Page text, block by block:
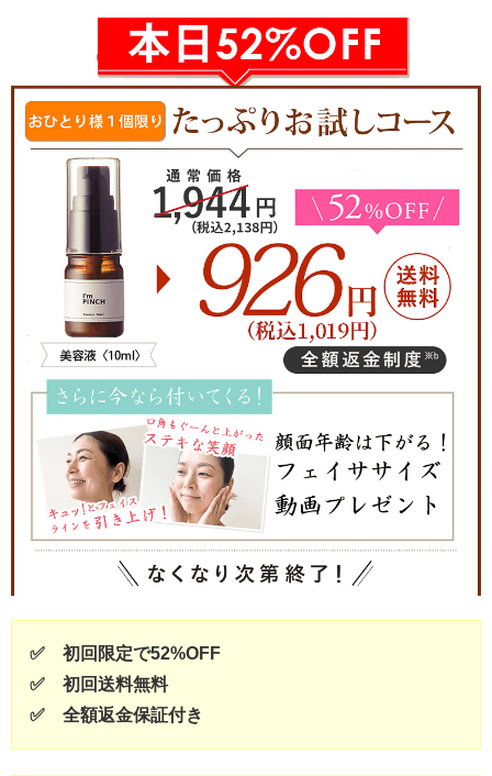
✅ 初回限定で52%OFF
✅ 初回送料無料
✅ 全額返金保証付き